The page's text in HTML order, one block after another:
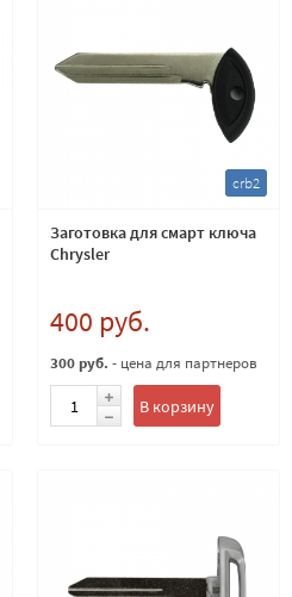
crb2
Заготовка для смарт ключа
Chrysler
400 руб.
300 руб. - цена для партнеров
В корзину